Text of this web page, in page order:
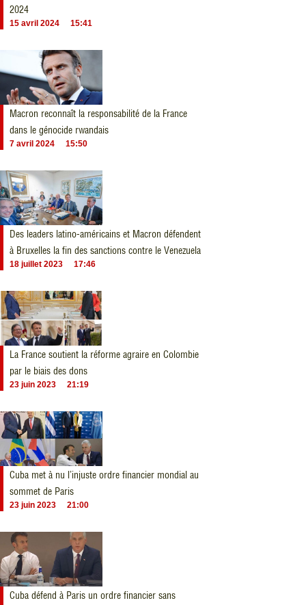
2024
15 avril 2024 15:41
Macron reconnaît la responsabilité de la France
dans le génocide rwandais
7 avril 2024 15:50
Des leaders latino-américains et Macron défendent
à Bruxelles la fin des sanctions contre le Venezuela
18 juillet 2023 17:46
La France soutient la réforme agraire en Colombie
par le biais des dons
23 juin 2023 21:19
Cuba met à nu l’injuste ordre financier mondial au
sommet de Paris
23 juin 2023 21:00
Cuba défend à Paris un ordre financier sans